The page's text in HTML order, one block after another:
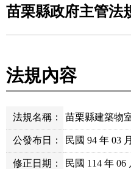
苗栗縣政府主管法
法規內容
法規名稱： 苗栗縣建築物
公發布日： 民國 94 年 03
修正日期： 民國 114 年 06